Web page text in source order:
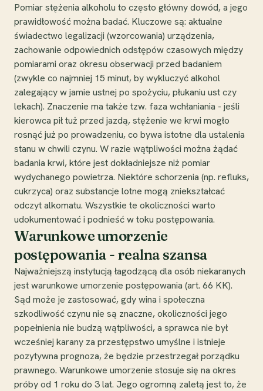
Pomiar stężenia alkoholu to często główny dowód, a jego
prawidłowość można badać. Kluczowe są: aktualne
świadectwo legalizacji (wzorcowania) urządzenia,
zachowanie odpowiednich odstępów czasowych między
pomiarami oraz okresu obserwacji przed badaniem
(zwykle co najmniej 15 minut, by wykluczyć alkohol
zalegający w jamie ustnej po spożyciu, płukaniu ust czy
lekach). Znaczenie ma także tzw. faza wchłaniania - jeśli
kierowca pił tuż przed jazdą, stężenie we krwi mogło
rosnąć już po prowadzeniu, co bywa istotne dla ustalenia
stanu w chwili czynu. W razie wątpliwości można żądać
badania krwi, które jest dokładniejsze niż pomiar
wydychanego powietrza. Niektóre schorzenia (np. refluks,
cukrzyca) oraz substancje lotne mogą zniekształcać
odczyt alkomatu. Wszystkie te okoliczności warto
udokumentować i podnieść w toku postępowania.
Warunkowe umorzenie
postępowania - realna szansa
Najważniejszą instytucją łagodzącą dla osób niekaranych
jest warunkowe umorzenie postępowania (art. 66 KK).
Sąd może je zastosować, gdy wina i społeczna
szkodliwość czynu nie są znaczne, okoliczności jego
popełnienia nie budzą wątpliwości, a sprawca nie był
wcześniej karany za przestępstwo umyślne i istnieje
pozytywna prognoza, że będzie przestrzegał porządku
prawnego. Warunkowe umorzenie stosuje się na okres
próby od 1 roku do 3 lat. Jego ogromną zaletą jest to, że